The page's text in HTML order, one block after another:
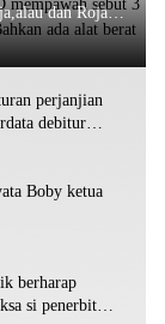
dan Rojali
excavator
perjanjian
debitur
tanpa dasar
Boby ketua
berharap
si penerbit